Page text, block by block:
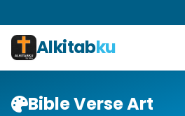
Alkitabku
Bible Verse Art